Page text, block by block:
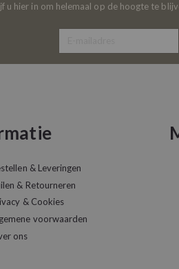
u hier in om helemaal op de hoogte te
& Leveringen
& Retourneren
& Cookies
voorwaarden
ons